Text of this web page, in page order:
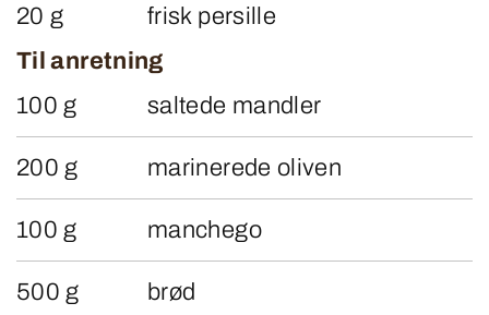
20 g
frisk persille
Til anretning
100 g
saltede mandler
200 g marinerede oliven
100 g manchego
500 g brød